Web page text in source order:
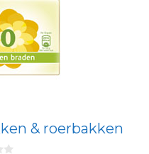
& roerbakken